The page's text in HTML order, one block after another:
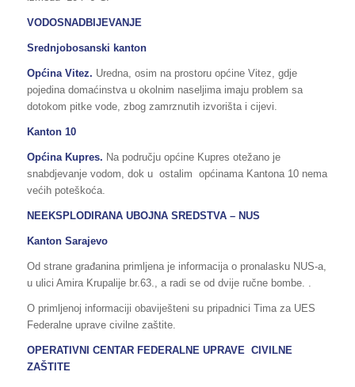
VODOSNADBIJEVANJE
Srednjobosanski kanton
Općina Vitez. Uredna, osim na prostoru općine Vitez, gdje
pojedina domaćinstva u okolnim naseljima imaju problem sa
dotokom pitke vode, zbog zamrznutih izvorišta i cijevi.
Kanton 10
Općina Kupres. Na području općine Kupres otežano je
snabdjevanje vodom, dok u ostalim općinama Kantona 10 nema
većih poteškoća.
NEEKSPLODIRANA UBOJNA SREDSTVA – NUS
Kanton Sarajevo
Od strane građanina primljena je informacija o pronalasku NUS-a,
u ulici Amira Krupalije br.63., a radi se od dvije ručne bombe. .
O primljenoj informaciji obaviješteni su pripadnici Tima za UES
Federalne uprave civilne zaštite.
OPERATIVNI CENTAR FEDERALNE UPRAVE CIVILNE
ZAŠTITE